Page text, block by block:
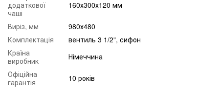
додаткової
чаші
160х300х120 мм
Виріз, мм
980х480
Комплектація
вентиль 3 1/2", сифон
Країна
виробник
Німеччина
Офіційна
гарантія
10 років